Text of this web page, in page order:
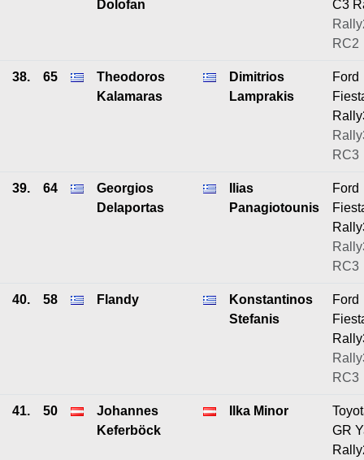
Dolofan
C3
RC2
38. 65
Theodoros
Kalamaras
Dimitrios
Lamprakis
Ford
RC3
39. 64
Georgios
Delaportas
Ilias
Panagiotounis
Ford
RC3
40. 58 Flandy
Konstantinos
Stefanis
Ford
RC3
41. 50
Johannes
Keferböck
Ilka Minor
GR